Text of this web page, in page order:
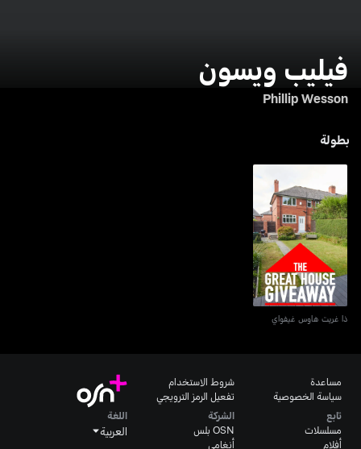
فيليب ويسون
Phillip Wesson
بطولة
ذا غريت هاوس غيفواي
ذا غريت هاوس غيفواي
مساعدة
سياسة الخصوصية
شروط الاستخدام
تفعيل الرمز الترويجي
تابع
مسلسلات
أفلام
الشركة
OSN بلس
أنغامي
اللغة
العربية